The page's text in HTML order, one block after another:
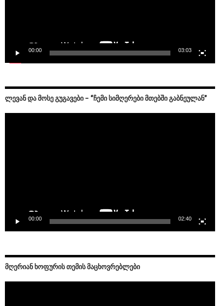
00:00 03:03
ᲚᲔᲕᲐᲜ ᲓᲐ ᲛᲝᲡᲔ ᲒᲣᲒᲐᲕᲔᲑᲘ – “ᲩᲔᲛᲘ ᲡᲘᲛᲦᲔᲠᲔᲑᲘ ᲛᲗᲔᲑᲨᲘ ᲒᲐᲑᲜᲔᲣᲚᲐᲜ”
00:00 02:40
ᲛᲦᲔᲠᲘᲐᲜ ᲮᲝᲤᲣᲠᲘᲡ ᲗᲔᲛᲘᲡ ᲛᲐᲪᲮᲝᲕᲠᲔᲑᲚᲔᲑᲘ